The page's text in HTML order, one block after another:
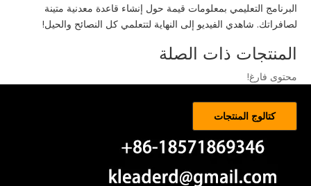
البرنامج التعليمي بمعلومات قيمة حول إنشاء قاعدة معدنية متينة
لصافراتك. شاهدي الفيديو إلى النهاية لتتعلمي كل النصائح والحيل!
المنتجات ذات الصلة
محتوى فارغ!
كتالوج المنتجات